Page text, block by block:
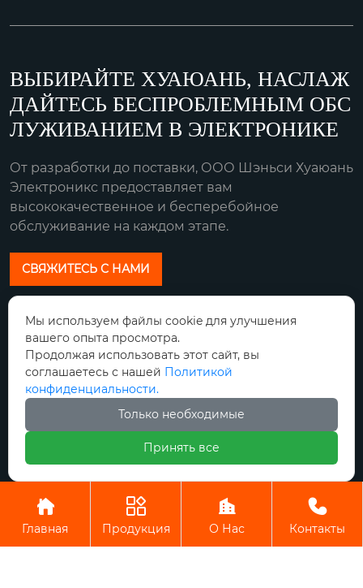
ВЫБИРАЙТЕ ХУАЮАНЬ, НАСЛАЖ
ДАЙТЕСЬ БЕСПРОБЛЕМНЫМ ОБС
ЛУЖИВАНИЕМ В ЭЛЕКТРОНИКЕ
От разработки до поставки, ООО Шэньси Хуаюань
Электроникс предоставляет вам
высококачественное и бесперебойное
обслуживание на каждом этапе.
СВЯЖИТЕСЬ С НАМИ
Наш адрес:
Город Сяньян, провинция Шэньси циньду
Район Авеню синхо Китайская
электрическая мощность Запад чжигу Фаза
III Здание K6
Телефон:
+86-15596639357
Авторское право© ООО Шэньси Хуаюань
Электроникс

Главная

Продукция

О Нас

Контакты
Мы используем файлы cookie для улучшения
вашего опыта просмотра.
Продолжая использовать этот сайт, вы
соглашаетесь с нашей Политикой
конфиденциальности.
Только необходимые
Принять все